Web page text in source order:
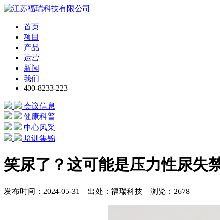
首页
项目
产品
运营
新闻
我们
400-8233-223
会议信息
健康科普
中心风采
培训集锦
笑尿了？这可能是压力性尿失
发布时间：2024-05-31 出处：福瑞科技 浏览：2678